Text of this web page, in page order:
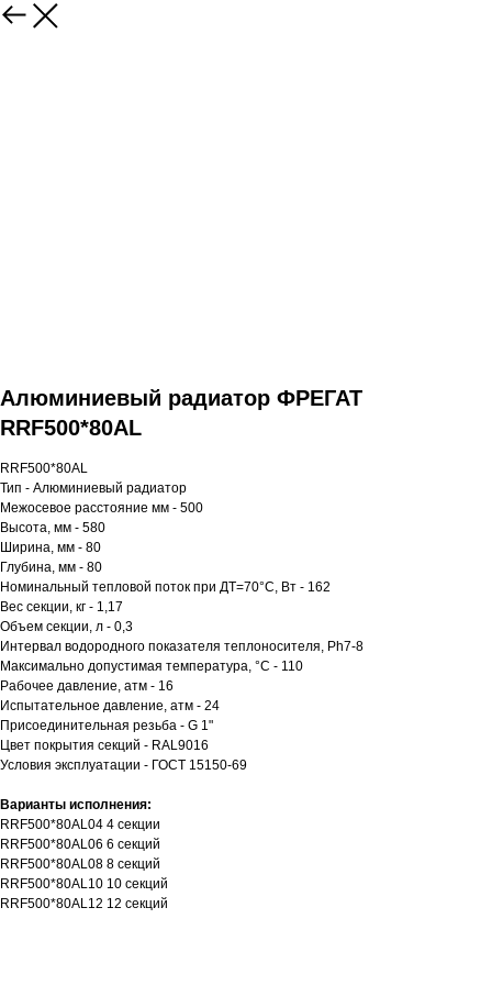
Алюминиевый радиатор ФРЕГАТ
RRF500*80AL
RRF500*80AL
Тип - Алюминиевый радиатор
Межосевое расстояние мм - 500
Высота, мм - 580
Ширина, мм - 80
Глубина, мм - 80
Номинальный тепловой поток при ДТ=70°С, Вт - 162
Вес секции, кг - 1,17
Объем секции, л - 0,3
Интервал водородного показателя теплоносителя, Ph7-8
Максимально допустимая температура, °С - 110
Рабочее давление, атм - 16
Испытательное давление, атм - 24
Присоединительная резьба - G 1"
Цвет покрытия секций - RAL9016
Условия эксплуатации - ГОСТ 15150-69
Варианты исполнения:
RRF500*80AL04 4 секции
RRF500*80AL06 6 секций
RRF500*80AL08 8 секций
RRF500*80AL10 10 секций
RRF500*80AL12 12 секций